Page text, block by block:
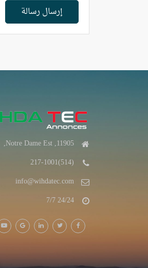
إرسال رسالة
11905, Notre Dame Est,
(514)217-1001
info@wihdatec.com
24/24 7/7